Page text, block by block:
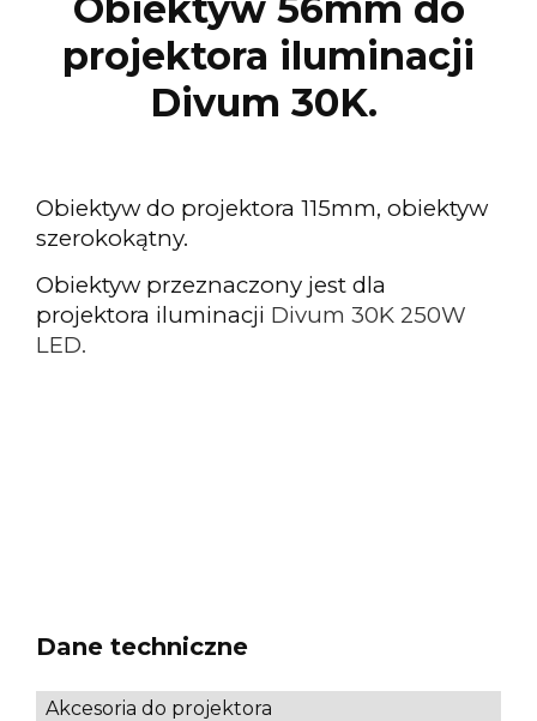
Obiektyw 56mm do
projektora iluminacji
Divum 30K.
Obiektyw do projektora 115mm, obiektyw
szerokokątny.
Obiektyw przeznaczony jest dla
projektora iluminacji Divum 30K 250W
LED.
Dane techniczne
Akcesoria do projektora